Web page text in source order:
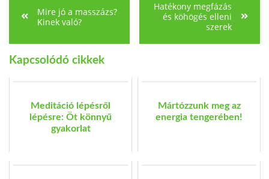
Mire jó a masszázs?
Kinek való?
Hatékony megfázás
és köhögés elleni
szerek
Kapcsolódó cikkek
Meditáció lépésről
lépésre: Öt könnyű
gyakorlat
Mártózzunk meg az
energia tengerében!